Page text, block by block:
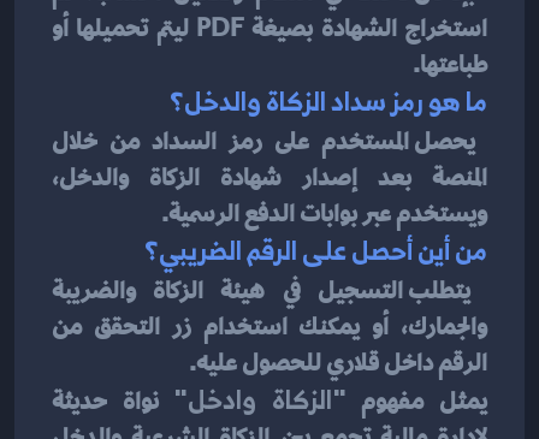
طباعتها.
ما هو رمز سداد الزكاة والدخل؟
ويستخدم عبر بوابات الدفع الرسمية.
من أين أحصل على الرقم الضريبي؟
الرقم داخل قلاري للحصول عليه.
يمثل مفهوم "الزكاة وادخل"